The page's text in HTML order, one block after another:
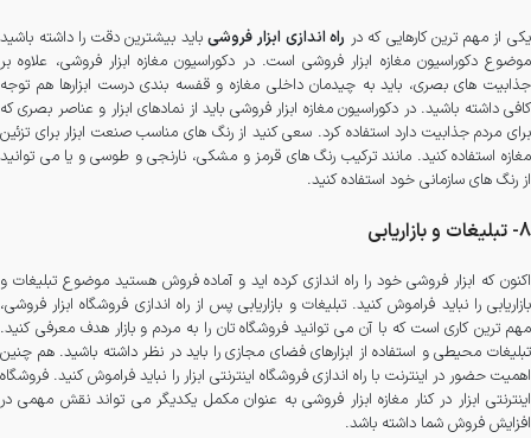
یکی از مهم ترین کارهایی که در راه اندازی ابزار فروشیباید بیشترین دقت را داشته باشید
موضوع دکوراسیون مغازه ابزار فروشی است. در دکوراسیون مغازه ابزار فروشی، علاوه بر
جذابیت های بصری، باید به چیدمان داخلی مغازه و قفسه بندی درست ابزارها هم توجه
کافی داشته باشید. در دکوراسیون مغازه ابزار فروشی باید از نمادهای ابزار و عناصر بصری که
برای مردم جذابیت دارد استفاده کرد. سعی کنید از رنگ های مناسب صنعت ابزار برای تزئین
مغازه استفاده کنید. مانند ترکیب رنگ های قرمز و مشکی، نارنجی و طوسی و یا می توانید
از رنگ های سازمانی خود استفاده کنید.
8- تبلیغات و بازاریابی
اکنون که ابزار فروشی خود را راه اندازی کرده اید و آماده فروش هستید موضوع تبلیغات و
بازاریابی را نباید فراموش کنید. تبلیغات و بازاریابی پس از راه اندازی فروشگاه ابزار فروشی،
مهم ترین کاری است که با آن می توانید فروشگاه تان را به مردم و بازار هدف معرفی کنید.
تبلیغات محیطی و استفاده از ابزارهای فضای مجازی را باید در نظر داشته باشید. هم چنین
اهمیت حضور در اینترنت با راه اندازی فروشگاه اینترنتی ابزار را نباید فراموش کنید. فروشگاه
اینترنتی ابزار در کنار مغازه ابزار فروشی به عنوان مکمل یکدیگر می تواند نقش مهمی در
افزایش فروش شما داشته باشد.